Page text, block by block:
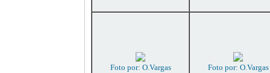
Foto por: O.Vargas
Foto por: O.Vargas